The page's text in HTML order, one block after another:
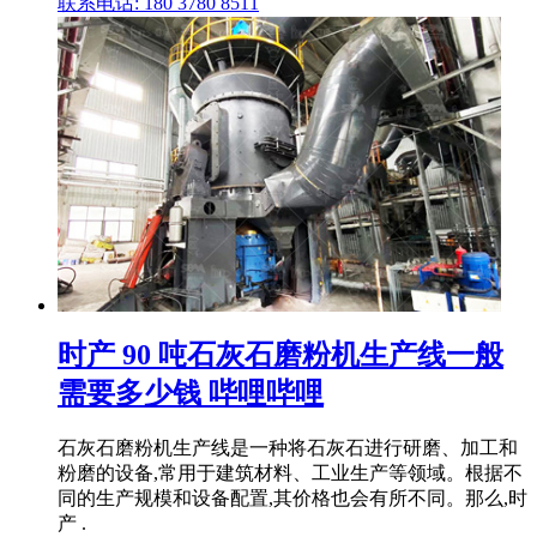
时产 90 吨石灰石磨粉机生产线一般
需要多少钱 哔哩哔哩
石灰石磨粉机生产线是一种将石灰石进行研磨、加工和
粉磨的设备,常用于建筑材料、工业生产等领域。根据不
同的生产规模和设备配置,其价格也会有所不同。那么,时
产 .